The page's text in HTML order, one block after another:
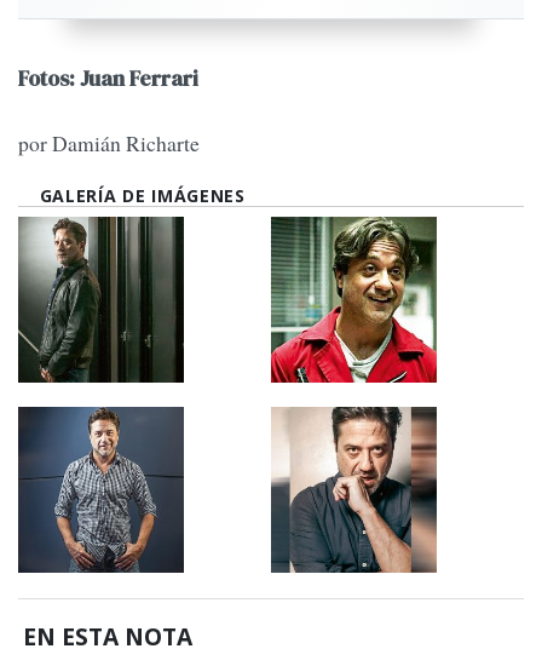
Fotos: Juan Ferrari
por Damián Richarte
GALERÍA DE IMÁGENES
EN ESTA NOTA